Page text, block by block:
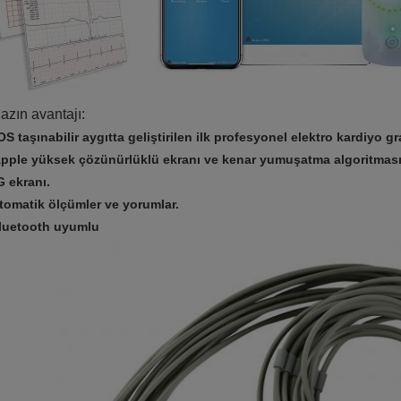
avantajı:
taşınabilir aygıtta geliştirilen ilk profesyonel elektro kardiyo
yüksek çözünürlüklü ekranı ve kenar yumuşatma
ekranı.
ölçümler ve yorumlar.
uyumlu